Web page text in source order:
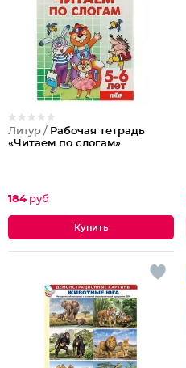
Литур / Рабочая тетрадь
«Читаем по слогам»
184 руб